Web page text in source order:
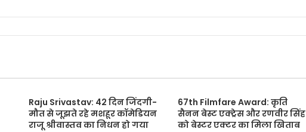
Raju Srivastav: 42 दिन जिंदगी-
मौत से जूझते रहे मशहूर कॉमेडियन
राजू श्रीवास्तव का निधन हो गया
67th Filmfare Award: कृति
सैनन बेस्ट एक्ट्रेस और रणवीर सिंह
को बेस्टर एक्टर का मिला खिताब